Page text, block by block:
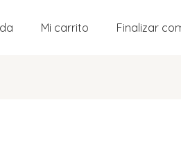
Mi carrito Finalizar